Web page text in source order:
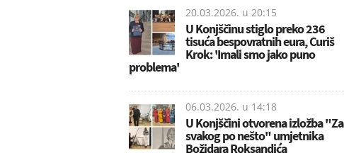
20.03.2026. u 20:15
U Konjščinu stiglo preko 236
tisuća bespovratnih eura, Curiš
Krok: 'Imali smo jako puno
problema'
06.03.2026. u 14:18
U Konjščini otvorena izložba "Za
svakog po nešto" umjetnika
Božidara Roksandića